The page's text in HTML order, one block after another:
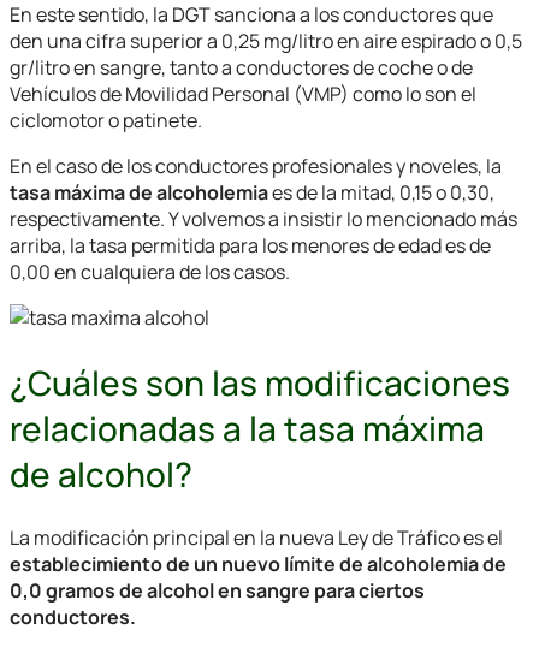
En este sentido, la DGT sanciona a los conductores que
den una cifra superior a 0,25 mg/litro en aire espirado o 0,5
gr/litro en sangre, tanto a conductores de coche o de
Vehículos de Movilidad Personal (VMP) como lo son el
ciclomotor o patinete.
En el caso de los conductores profesionales y noveles, la
tasa máxima de alcoholemiaes de la mitad, 0,15 o 0,30,
respectivamente. Y volvemos a insistir lo mencionado más
arriba, la tasa permitida para los menores de edad es de
0,00 en cualquiera de los casos.
¿Cuáles son las modificaciones
relacionadas a la tasa máxima
de alcohol?
La modificación principal en la nueva Ley de Tráfico es el
establecimiento de un nuevo límite de alcoholemia de
0,0 gramos de alcohol en sangre para ciertos
conductores.